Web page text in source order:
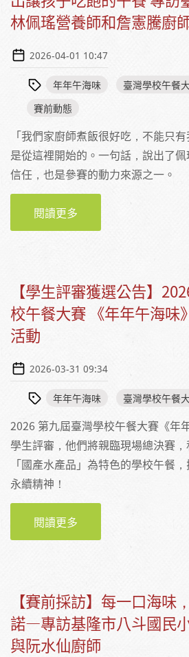
林佩瑤營養師和詹憲騰廚
2026-04-01 10:47
年年午海味 臺灣學校午餐
賽前動態
「我們家廚師煮飯很好吃，不能只
是從這裡開始的。一句話，說出了
信任，也是參賽的動力來源之一。
閱讀更多
做出讓孩子吃飽的午
【學生評審獲選公告】
校午餐大賽 《年年午海味
活動
2026-03-31 09:34
年年午海味 臺灣學校午餐
2026 第九屆臺灣學校午餐大賽《年
學生評審，他們將親臨現場總決賽
「國產水產品」為特色的學校午餐
永續精神！
閱讀更多
校午餐大賽 《年年午
【賽前採訪】每一口海味
諾—專訪基隆市八斗國民
與阮水仙廚師